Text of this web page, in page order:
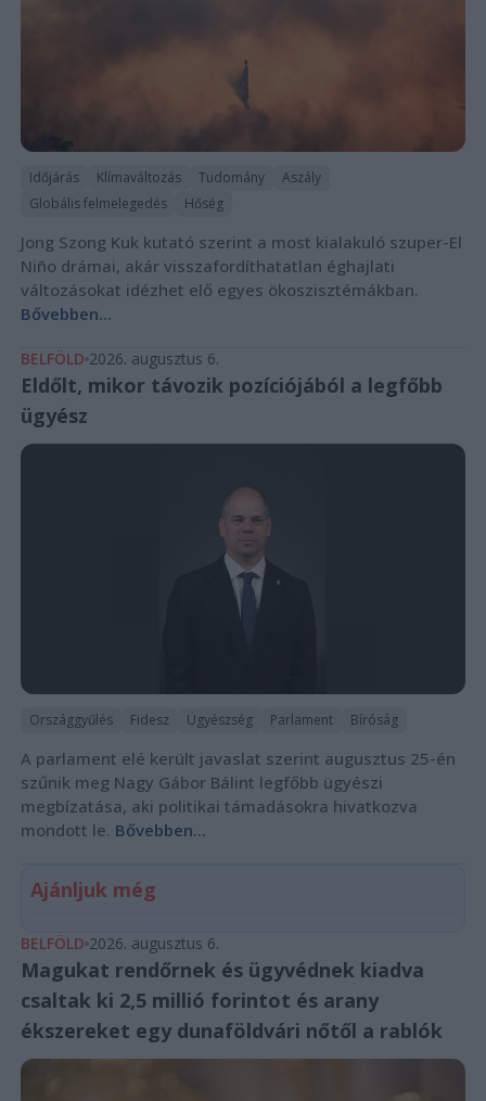
Időjárás Klímaváltozás Tudomány
Aszály
Globális felmelegedés
Hőség
Jong Szong Kuk kutató szerint a most kialakuló szuper-El
Niño drámai, akár visszafordíthatatlan éghajlati
változásokat idézhet elő egyes ökoszisztémákban.
Bővebben...
BELFÖLD 2026. augusztus 6.
Eldőlt, mikor távozik pozíciójából a legfőbb
ügyész
Országgyűlés Fidesz Ügyészség Parlament Bíróság
A parlament elé került javaslat szerint augusztus 25-én
szűnik meg Nagy Gábor Bálint legfőbb ügyészi
megbízatása, aki politikai támadásokra hivatkozva
mondott le. Bővebben...
Ajánljuk még
BELFÖLD 2026. augusztus 6.
Magukat rendőrnek és ügyvédnek kiadva
csaltak ki 2,5 millió forintot és arany
ékszereket egy dunaföldvári nőtől a rablók